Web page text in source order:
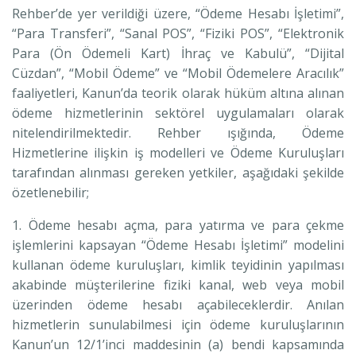
Rehber’de yer verildiği üzere, “Ödeme Hesabı İşletimi”,
“Para Transferi”, “Sanal POS”, “Fiziki POS”, “Elektronik
Para (Ön Ödemeli Kart) İhraç ve Kabulü”, “Dijital
Cüzdan”, “Mobil Ödeme” ve “Mobil Ödemelere Aracılık”
faaliyetleri, Kanun’da teorik olarak hüküm altına alınan
ödeme hizmetlerinin sektörel uygulamaları olarak
nitelendirilmektedir. Rehber ışığında, Ödeme
Hizmetlerine ilişkin iş modelleri ve Ödeme Kuruluşları
tarafından alınması gereken yetkiler, aşağıdaki şekilde
özetlenebilir;
1. Ödeme hesabı açma, para yatırma ve para çekme
işlemlerini kapsayan “Ödeme Hesabı İşletimi” modelini
kullanan ödeme kuruluşları, kimlik teyidinin yapılması
akabinde müşterilerine fiziki kanal, web veya mobil
üzerinden ödeme hesabı açabileceklerdir. Anılan
hizmetlerin sunulabilmesi için ödeme kuruluşlarının
Kanun’un 12/1’inci maddesinin (a) bendi kapsamında